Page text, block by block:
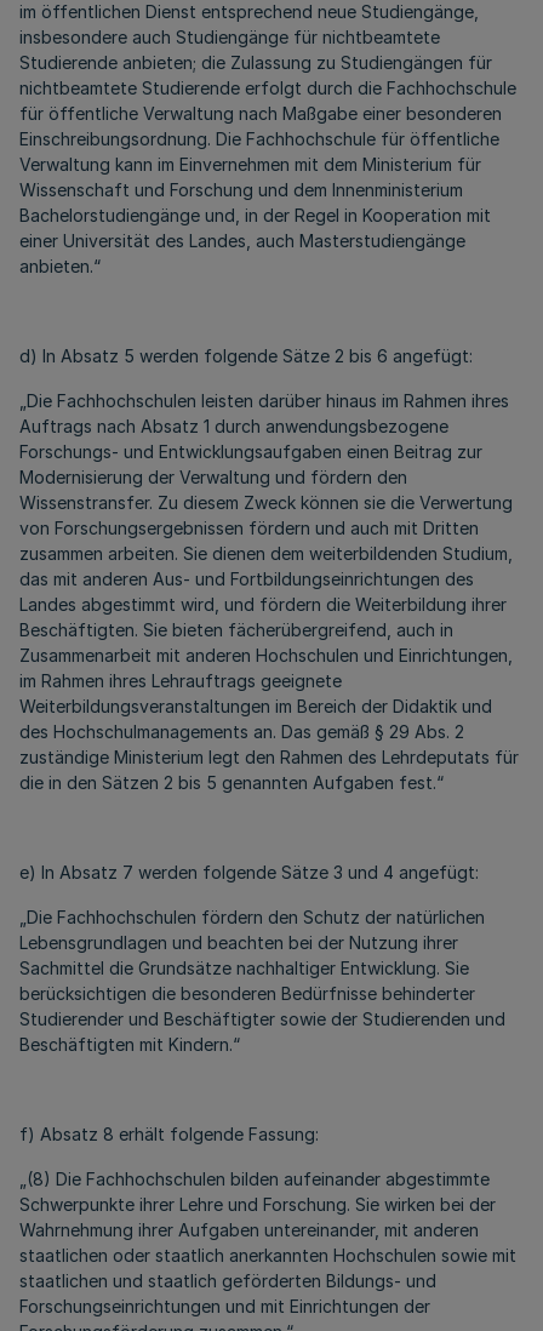
im öffentlichen Dienst entsprechend neue Studiengänge,
insbesondere auch Studiengänge für nichtbeamtete
Studierende anbieten; die Zulassung zu Studiengängen für
nichtbeamtete Studierende erfolgt durch die Fachhochschule
für öffentliche Verwaltung nach Maßgabe einer besonderen
Einschreibungsordnung. Die Fachhochschule für öffentliche
Verwaltung kann im Einvernehmen mit dem Ministerium für
Wissenschaft und Forschung und dem Innenministerium
Bachelorstudiengänge und, in der Regel in Kooperation mit
einer Universität des Landes, auch Masterstudiengänge
anbieten.“
d) In Absatz 5 werden folgende Sätze 2 bis 6 angefügt:
„Die Fachhochschulen leisten darüber hinaus im Rahmen ihres
Auftrags nach Absatz 1 durch anwendungsbezogene
Forschungs- und Entwicklungsaufgaben einen Beitrag zur
Modernisierung der Verwaltung und fördern den
Wissenstransfer. Zu diesem Zweck können sie die Verwertung
von Forschungsergebnissen fördern und auch mit Dritten
zusammen arbeiten. Sie dienen dem weiterbildenden Studium,
das mit anderen Aus- und Fortbildungseinrichtungen des
Landes abgestimmt wird, und fördern die Weiterbildung ihrer
Beschäftigten. Sie bieten fächerübergreifend, auch in
Zusammenarbeit mit anderen Hochschulen und Einrichtungen,
im Rahmen ihres Lehrauftrags geeignete
Weiterbildungsveranstaltungen im Bereich der Didaktik und
des Hochschulmanagements an. Das gemäß § 29 Abs. 2
zuständige Ministerium legt den Rahmen des Lehrdeputats für
die in den Sätzen 2 bis 5 genannten Aufgaben fest.“
e) In Absatz 7 werden folgende Sätze 3 und 4 angefügt:
„Die Fachhochschulen fördern den Schutz der natürlichen
Lebensgrundlagen und beachten bei der Nutzung ihrer
Sachmittel die Grundsätze nachhaltiger Entwicklung. Sie
berücksichtigen die besonderen Bedürfnisse behinderter
Studierender und Beschäftigter sowie der Studierenden und
Beschäftigten mit Kindern.“
f) Absatz 8 erhält folgende Fassung:
„(8) Die Fachhochschulen bilden aufeinander abgestimmte
Schwerpunkte ihrer Lehre und Forschung. Sie wirken bei der
Wahrnehmung ihrer Aufgaben untereinander, mit anderen
staatlichen oder staatlich anerkannten Hochschulen sowie mit
staatlichen und staatlich geförderten Bildungs- und
Forschungseinrichtungen und mit Einrichtungen der